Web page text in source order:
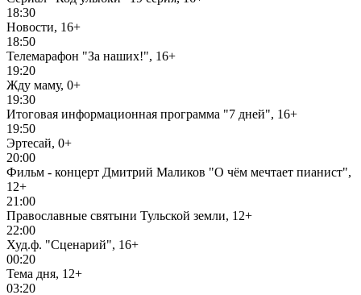
18:30
Новости, 16+
18:50
Телемарафон "За наших!", 16+
19:20
Жду маму, 0+
19:30
Итоговая информационная программа "7 дней", 16+
19:50
Эртесай, 0+
20:00
Фильм - концерт Дмитрий Маликов "О чём мечтает пианист",
12+
21:00
Православные святыни Тульской земли, 12+
22:00
Худ.ф. "Сценарий", 16+
00:20
Тема дня, 12+
03:20